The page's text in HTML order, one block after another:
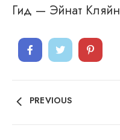
Гид — Эйнат Кляйн
PREVIOUS